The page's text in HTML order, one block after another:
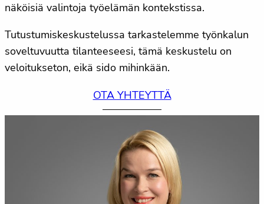
näköisiä valintoja työelämän kontekstissa.
Tutustumiskeskustelussa tarkastelemme työnkalun
soveltuvuutta tilanteeseesi, tämä keskustelu on
veloitukseton, eikä sido mihinkään.
OTA YHTEYTTÄ